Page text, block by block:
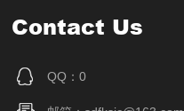
Contact Us
QQ：0